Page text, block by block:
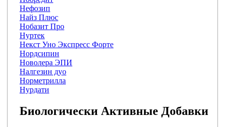
Нефозип
Найз Плюс
Нобазит Про
Нуртек
Некст Уно Экспресс Форте
Нордсипин
Новолера ЭПИ
Налгезин дуо
Норметрилла
Нурдати
Биологически Активные Добавки